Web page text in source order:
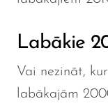
Labākie
Vai nezināt,
labākajām